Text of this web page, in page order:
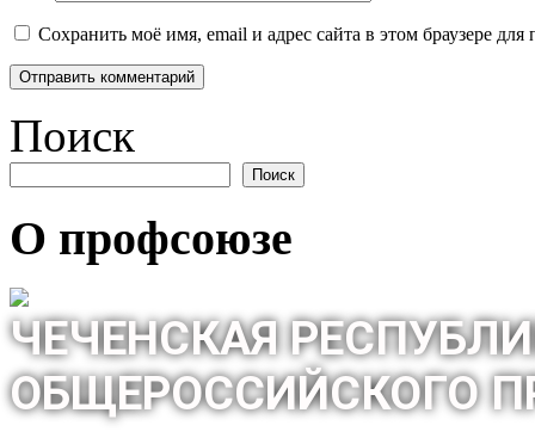
Сохранить моё имя, email и адрес сайта в этом браузере
Поиск
Поиск
О профсоюзе
ЧЕЧЕНСКАЯ
ОБЩЕРОССИЙСКОГО